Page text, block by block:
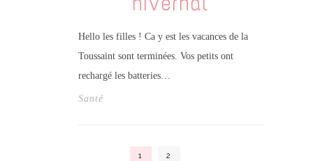
Hello les filles ! Ca y est les vacances de la
Toussaint sont terminées. Vos petits ont
rechargé les batteries…
Santé
1 2